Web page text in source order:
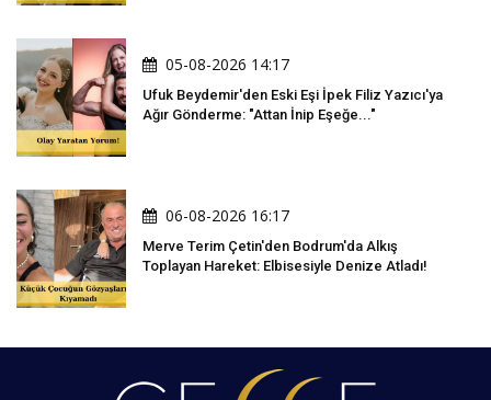
05-08-2026 14:17
Ufuk Beydemir'den Eski Eşi İpek Filiz Yazıcı'ya
Ağır Gönderme: "Attan İnip Eşeğe..."
06-08-2026 16:17
Merve Terim Çetin'den Bodrum'da Alkış
Toplayan Hareket: Elbisesiyle Denize Atladı!